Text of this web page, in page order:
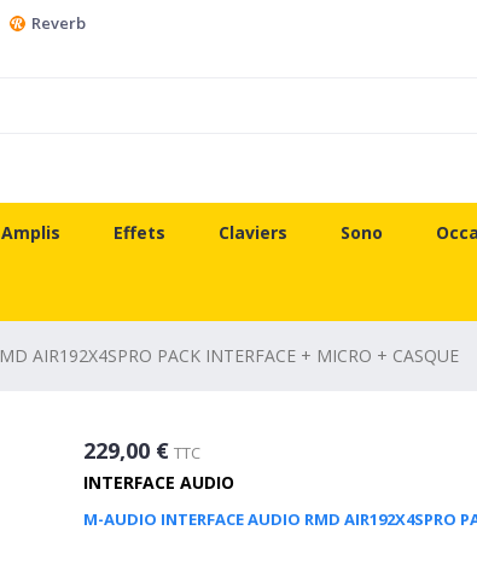
Reverb
Amplis Effets Claviers Sono
AIR192X4SPRO PACK INTERFACE + MICRO + CASQUE
229,00 € TTC
INTERFACE AUDIO
M-AUDIO INTERFACE AUDIO RMD AIR192X4SPRO